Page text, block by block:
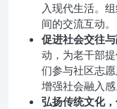
入现代生活。
间的交流互动。
促进社会交往与
动，为老干部
们参与社区志
增强社会融入感
弘扬传统文化，